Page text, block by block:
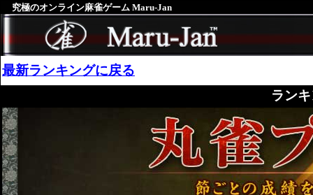
究極のオンライン麻雀ゲーム Maru-Jan
最新ランキングに戻る
ラン